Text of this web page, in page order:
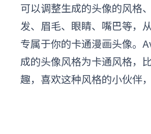
可以调整生成的头像的风格
发、眉毛、眼睛、嘴巴等，
专属于你的卡通漫画头像。
成的头像风格为卡通风格，
趣，喜欢这种风格的小伙伴